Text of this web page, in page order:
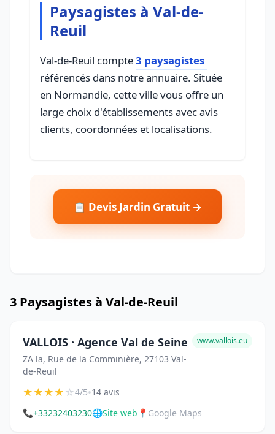
Paysagistes à Val-de-
Reuil
Val-de-Reuil compte3 paysagistes
référencés dans notre annuaire. Située
en Normandie, cette ville vous offre un
large choix d'établissements avec avis
clients, coordonnées et localisations.
📋 Devis Jardin Gratuit →
3 Paysagistes à Val-de-Reuil
VALLOIS · Agence Val de Seine
ZA la, Rue de la Comminière, 27103 Val-
de-Reuil
www.vallois.eu
★★★★☆4/5•14 avis
📞+33232403230🌐Site web 📍 Google Maps